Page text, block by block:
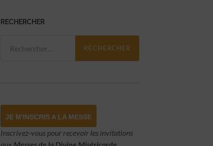
RECHERCHER
JE M'INSCRIS A LA MESSE
Inscrivez-vous pour recevoir les invitations